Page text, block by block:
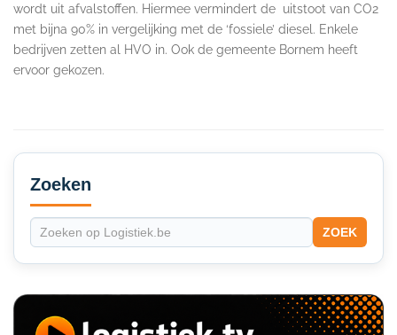
wordt uit afvalstoffen. Hiermee vermindert de uitstoot van CO2
met bijna 90% in vergelijking met de ‘fossiele’ diesel. Enkele
bedrijven zetten al HVO in. Ook de gemeente Bornem heeft
ervoor gekozen.
Secondary
Sidebar
Zoeken
ZOEK